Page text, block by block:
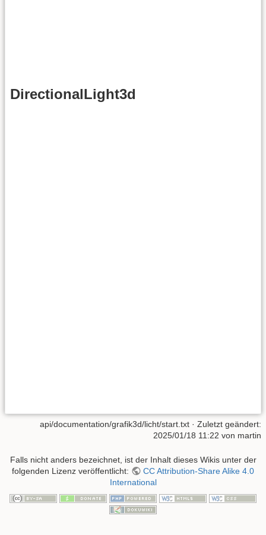
DirectionalLight3d
api/documentation/grafik3d/licht/start.txt · Zuletzt geändert:
2025/01/18 11:22 von martin
Falls nicht anders bezeichnet, ist der Inhalt dieses Wikis unter der
folgenden Lizenz veröffentlicht:
CC Attribution-Share Alike 4.0
International